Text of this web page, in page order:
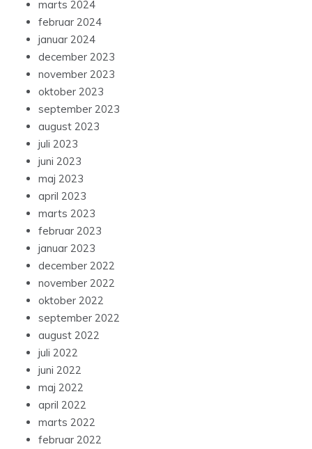
marts 2024
februar 2024
januar 2024
december 2023
november 2023
oktober 2023
september 2023
august 2023
juli 2023
juni 2023
maj 2023
april 2023
marts 2023
februar 2023
januar 2023
december 2022
november 2022
oktober 2022
september 2022
august 2022
juli 2022
juni 2022
maj 2022
april 2022
marts 2022
februar 2022